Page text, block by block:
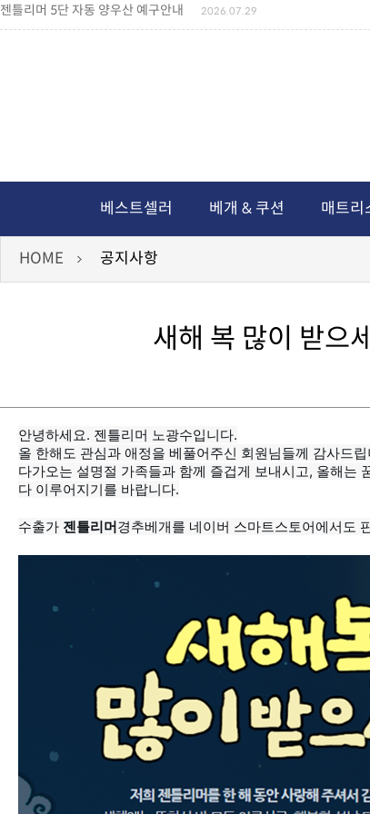
젠틀리머 5단 자동 양우산 예구안내 2026.07.29
젠틀리머 메모리제품 가격인상 안내 2026.07.27
독서쿠션 2차 예구안내 2026.08.04
베스트셀러 베개 & 쿠션 매트리
HOME 공지사항
새해 복 많이 받으
안녕하세요. 젠틀리머 노광수입니다.
올 한해도 관심과 애정을 베풀어주신 회원님들께 감사드립
다가오는 설명절 가족들과 함께 즐겁게 보내시고, 올해는
다 이루어지기를 바랍니다.
수출가 젠틀리머경추베개를 네이버 스마트스토어에서도